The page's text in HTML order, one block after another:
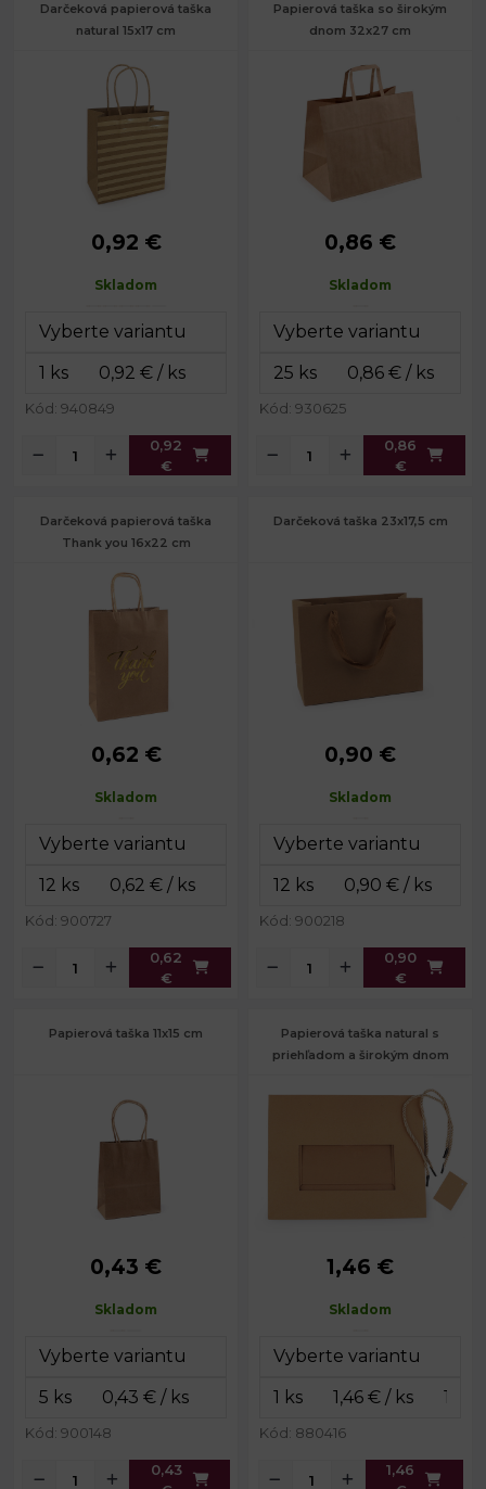
Darčeková papierová taška
natural 15x17 cm
Rozmery:
15 x 17 x 8 cm
0,92 €
Skladom
Kód: 940849
0,92
€
Papierová taška so širokým
dnom 32x27 cm
Rozmery:
32 x 27 x 20
Gramáž: 130 g/m²
0,86 €
Skladom
Kód: 930625
0,86
€
Darčeková papierová taška
Thank you 16x22 cm
Rozmery:
16 x 22 x 8 cm
0,62 €
Skladom
Kód: 900727
0,62
€
Darčeková taška 23x17,5 cm
Rozmery:
23 x 17,5 x 10
0,90 €
Skladom
Kód: 900218
0,90
€
Papierová taška 11x15 cm
Rozmery:
11 x 15 x 6 cm
0,43 €
Skladom
Kód: 900148
0,43
Papierová taška natural s
priehľadom a širokým dnom
Rozmery:
22 x 28 x 12 cm
1,46 €
Skladom
Kód: 880416
1,46